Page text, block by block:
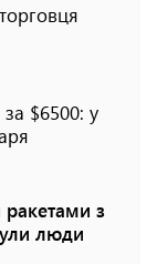
$6500: у
ракетами з
люди